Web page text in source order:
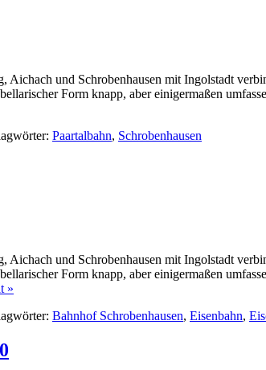
und Schrobenhausen mit Ingolstadt
Form knapp, aber einigermaßen
Paartalbahn, Schrobenhausen
und Schrobenhausen mit Ingolstadt
Form knapp, aber einigermaßen
»
Bahnhof Schrobenhausen, Eisenbahn,